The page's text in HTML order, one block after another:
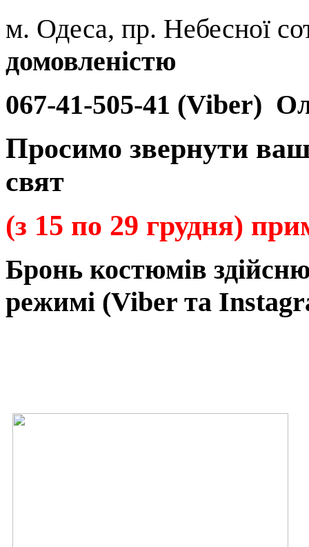
м. Одеса, пр. Небесної
домовленістю
067-41-505-41 (Viber)
Просимо звернути
свят
(з 15 по 29 грудня)
Бронь костюмів
режимі (Viber та